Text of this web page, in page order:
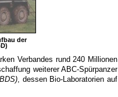
der
Verbandes rund 240 Millionen
weiterer ABC-Spürpanzer
, dessen Bio-Laboratorien auf